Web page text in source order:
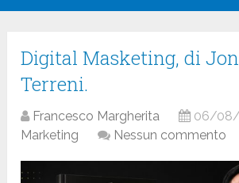
Digital Masketing, di
Terreni.
Francesco Margherita 06/
Marketing
Nessun commento